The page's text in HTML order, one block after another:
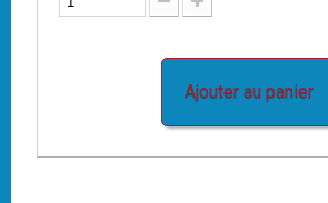
Ajouter au panier